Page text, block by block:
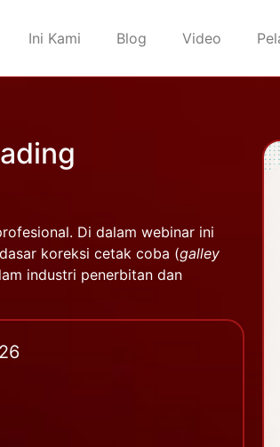
Ini Kami Blog Video
Di dalam webinar ini
koreksi cetak coba (galley
industri penerbitan dan